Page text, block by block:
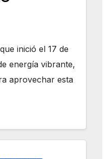
inició el 17 de
energía vibrante,
aprovechar esta